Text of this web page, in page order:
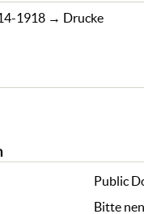
1918 → Drucke
Public
Bitte